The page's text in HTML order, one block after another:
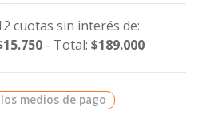
cuotas sin interés de:
- Total: $189.000
medios de pago